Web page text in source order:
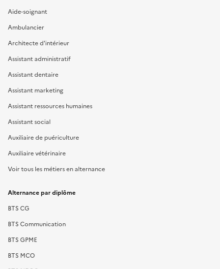
Aide-soignant
Ambulancier
Architecte d'intérieur
Assistant administratif
Assistant dentaire
Assistant marketing
Assistant ressources humaines
Assistant social
Auxiliaire de puériculture
Auxiliaire vétérinaire
Voir tous les métiers en alternance
Alternance par diplôme
BTS CG
BTS Communication
BTS GPME
BTS MCO